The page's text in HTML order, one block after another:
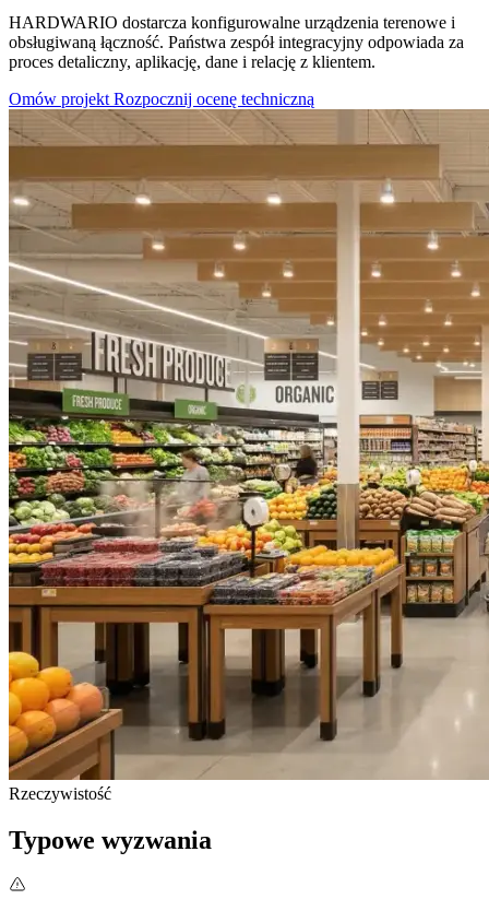
HARDWARIO dostarcza konfigurowalne urządzenia terenowe i
obsługiwaną łączność. Państwa zespół integracyjny odpowiada za
proces detaliczny, aplikację, dane i relację z klientem.
Omów projekt Rozpocznij ocenę techniczną
Rzeczywistość
Typowe wyzwania